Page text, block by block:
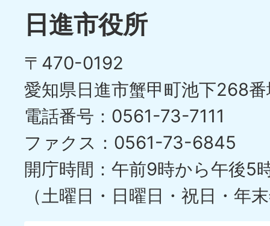
日進市役所
〒470-0192
愛知県日進市蟹甲町池下268
電話番号：0561-73-7111
ファクス：0561-73-6845
開庁時間：午前9時から午後5
（土曜日・日曜日・祝日・年